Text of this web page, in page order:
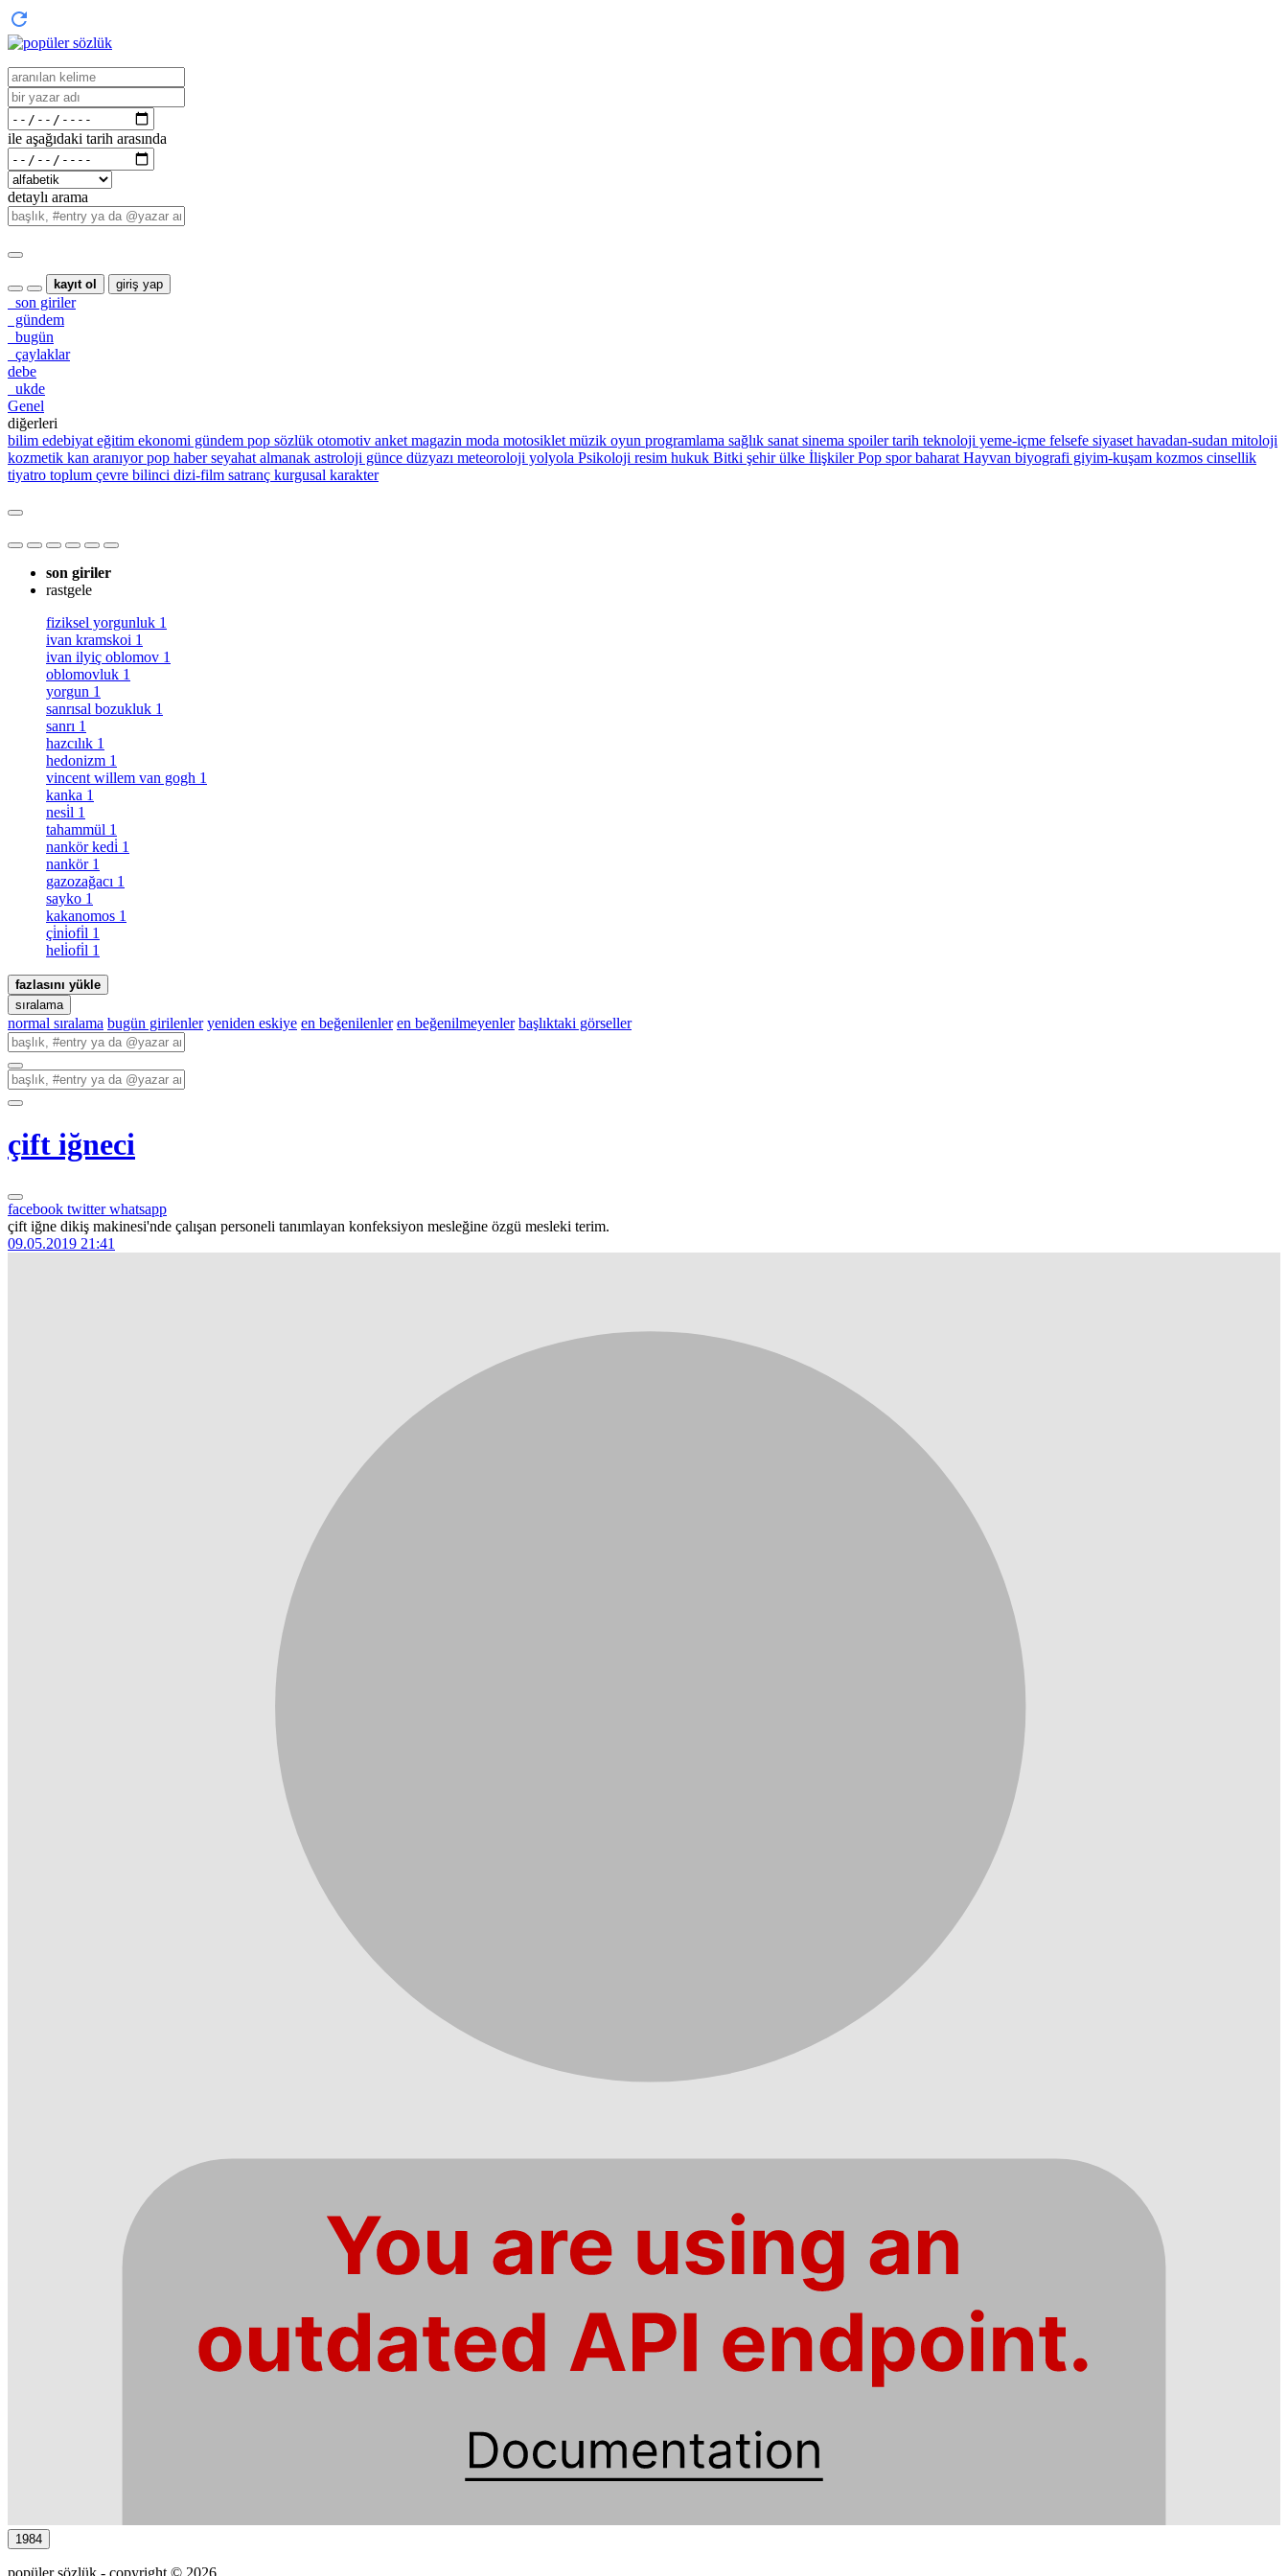
ile aşağıdaki tarih arasında
detaylı arama
kayıt ol giriş yap
son giriler
gündem
bugün
çaylaklar
debe
ukde
Genel
diğerleri
bilim edebiyat eğitim ekonomi gündem pop sözlük otomotiv anket magazin moda motosiklet müzik oyun programlama sağlık sanat sinema spoilertarih teknoloji yeme-içme felsefe siyaset havadan-sudan mitoloji
kozmetik kan aranıyorpop haberseyahat almanak astroloji günce düzyazı meteoroloji yolyola Psikoloji resim hukuk Bitki şehirülke İlişkilerPop sporbaharat Hayvan biyografi giyim-kuşam kozmos cinsellik
tiyatro toplum çevre bilinci dizi-film satranç kurgusal karakter
son giriler
rastgele
fiziksel yorgunluk 1
ivan kramskoi 1
ivan ilyiç oblomov 1
oblomovluk 1
yorgun 1
sanrısal bozukluk 1
sanrı 1
hazcılık 1
hedonizm 1
vincent willem van gogh 1
kanka 1
nesi̇l 1
tahammül 1
nankör kedi̇ 1
nankör 1
gazozağacı 1
sayko 1
kakanomos 1
çi̇ni̇ofi̇l 1
heli̇ofi̇l 1
fazlasını yükle
sıralama
normal sıralama bugün girilenler yeniden eskiye en beğenilenler en beğenilmeyenler başlıktaki görseller
çift iğneci
facebook twitterwhatsapp
çift iğne dikiş makinesi'nde çalışan personeli tanımlayan konfeksiyon mesleğine özgü mesleki terim.
09.05.2019 21:41
1984
popüler sözlük - copyright © 2026